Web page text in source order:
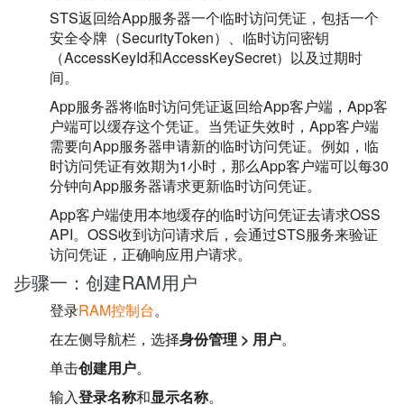
STS返回给App服务器一个临时访问凭证，包括一个
安全令牌（SecurityToken）、临时访问密钥
（AccessKeyId和AccessKeySecret）以及过期时
间。
App服务器将临时访问凭证返回给App客户端，App客
户端可以缓存这个凭证。当凭证失效时，App客户端
需要向App服务器申请新的临时访问凭证。例如，临
时访问凭证有效期为1小时，那么App客户端可以每30
分钟向App服务器请求更新临时访问凭证。
App客户端使用本地缓存的临时访问凭证去请求OSS
API。OSS收到访问请求后，会通过STS服务来验证
访问凭证，正确响应用户请求。
步骤一：创建RAM用户
登录RAM控制台。
在左侧导航栏，选择身份管理 > 用户。
单击创建用户。
输入登录名称和显示名称。